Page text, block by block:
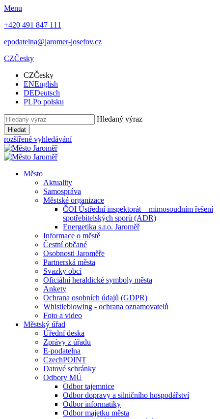
Menu
+420 491 847 111
epodatelna@jaromer-josefov.cz
CZČesky
CZČesky
ENEnglish
DEDeutsch
PLPo polsku
Hledaný výraz
Hledat
rozšířené vyhledávání
Město
Aktuality
Samospráva
Městské organizace
ČOI Ústřední inspektorát – mimosoudním řešení
spotřebitelských sporů (ADR)
Energetika s.r.o. Jaroměř
Informace o městě
Čestní občané
Osobnosti Jaroměře
Partnerská města
Svazky obcí
Oficiální heraldické symboly města
Ankety
Ochrana osobních údajů (GDPR)
Whistleblowing - ochrana oznamovatelů
Foto a video
Městský úřad
Úřední deska
Zprávy z úřadu
E-podatelna
CzechPOINT
Datové schránky
Odbory MÚ
Odbor tajemnice
Odbor dopravy a silničního hospodářství
Odbor informatiky
Odbor majetku města